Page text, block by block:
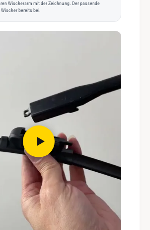
Wischerarm mit der Zeichnung. Der passende
bereits bei.